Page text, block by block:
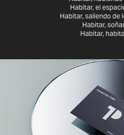
Habitar, el
Habitar, saliendo de
Habitar,
Habitar,